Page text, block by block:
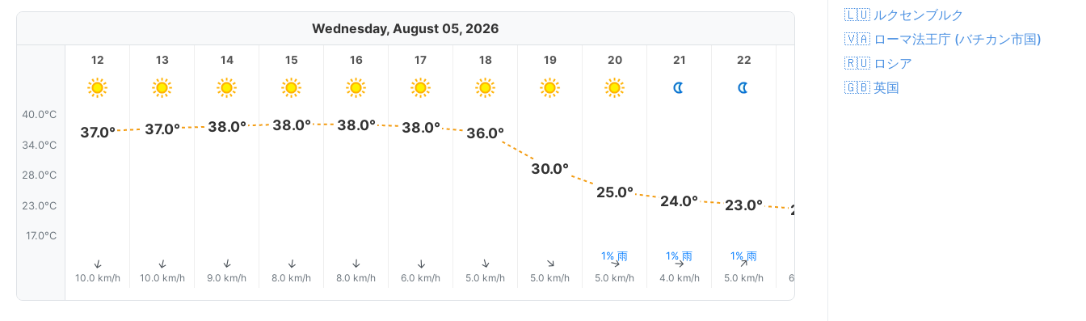
Wednesday, August 05, 2026
40.0°C
34.0°C
28.0°C
23.0°C
17.0°C
12
37.0°
↑
10.0 km/h
13
37.0°
↑
10.0 km/h
14
38.0°
↑
9.0 km/h
15
38.0°
↑
8.0 km/h
16
38.0°
↑
8.0 km/h
17
38.0°
↑
6.0 km/h
18
36.0°
↑
5.0 km/h
19
30.0°
↑
5.0 km/h
20
25.0°
1% 雨
↑
5.0 km/h
21
24.0°
1% 雨
↑
4.0 km/h
22
23.0°
1% 雨
↑
5.0 km/h
22.0°
6.0 km/h
🇱🇺 ルクセンブルク
🇻🇦 ローマ法王庁 (バチカン市国)
🇷🇺 ロシア
🇬🇧 英国